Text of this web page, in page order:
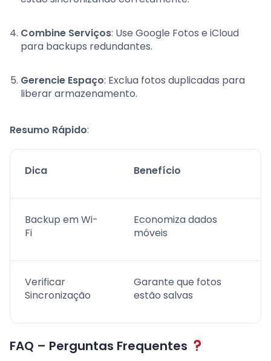
Combine Serviços: Use Google Fotos e iCloud
para backups redundantes.
Gerencie Espaço: Exclua fotos duplicadas para
liberar armazenamento.
Resumo Rápido:
Dica Benefício
Backup em Wi-
Fi
Economiza dados
móveis
Verificar
Sincronização
Garante que fotos
estão salvas
FAQ – Perguntas Frequentes